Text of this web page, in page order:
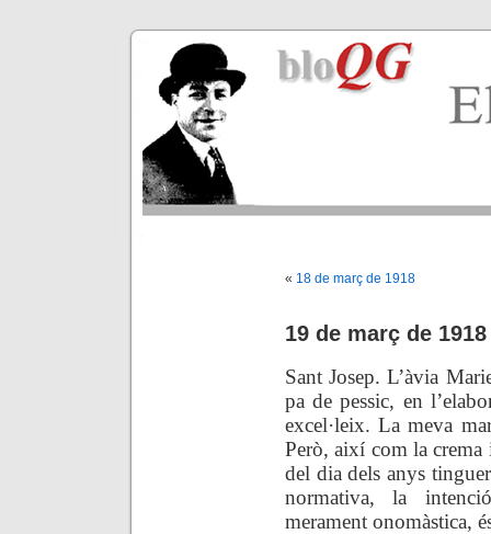
« 18 de març de 1918
19 de març de 1918
Sant Josep. L’àvia
pa de pessic, en
excel·leix. La meva
Però, així com la crema
del dia dels anys
normativa, la
merament onomàstica,